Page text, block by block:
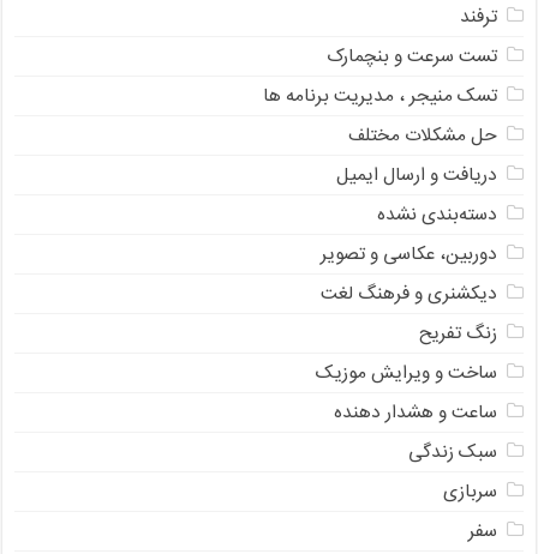
ترفند
تست سرعت و بنچمارک
تسک منیجر ، مدیریت برنامه ها
حل مشکلات مختلف
دریافت و ارسال ایمیل
دسته‌بندی نشده
دوربین، عکاسی و تصویر
دیکشنری و فرهنگ لغت
زنگ تفریح
ساخت و ویرایش موزیک
ساعت و هشدار دهنده
سبک زندگی
سربازی
سفر